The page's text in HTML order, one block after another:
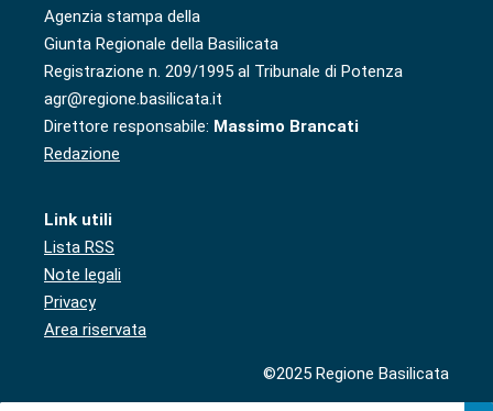
Agenzia stampa della
Giunta Regionale della Basilicata
Registrazione n. 209/1995 al Tribunale di Potenza
agr@regione.basilicata.it
Direttore responsabile: Massimo Brancati
Redazione
Link utili
Lista RSS
Note legali
Privacy
Area riservata
©2025 Regione Basilicata